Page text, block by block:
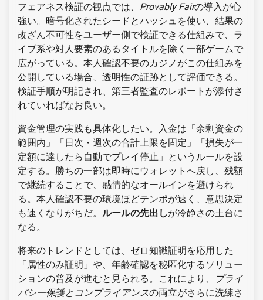
フェアネス検証の観点では、 Provably Fairの導入が心
強い。暗号化されたシードとハッシュを使い、結果の
改ざん不可性をユーザー側で検証できる仕組みで、ラ
イブ系や対人要素のあるタイトルを除く一部ゲームで
広がっている。本人確認不要のカジノがこの仕組みを
公開している場合、透明性の証跡として評価できる。
検証手順が明記され、第三者監査のレポートが添付さ
れていればなお良い。
資金管理の実践も具体化したい。入金は「余剰資金の
範囲内」「日次・週次の合計上限を固定」「損失が一
定額に達したら自動でプレイ停止」というルールを設
定する。勝ちの一部は即時にウォレットへ戻し、残額
で継続することで、感情的なオールインを避けられ
る。本人確認不要の環境ほどテンポが速く、意思決定
も速くなりがちだ。 ルールの先出しが冷静さの土台に
なる。
将来のトレンドとしては、ゼロ知識証明を応用した
「属性のみ証明」や、年齢確認を秘匿化するソリュー
ションの普及が進むと見られる。これにより、
プライ
バシー保護とコンプライアンスの両立がさらに洗練さ